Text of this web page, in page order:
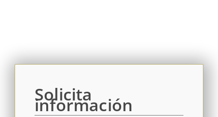
Solicita
información